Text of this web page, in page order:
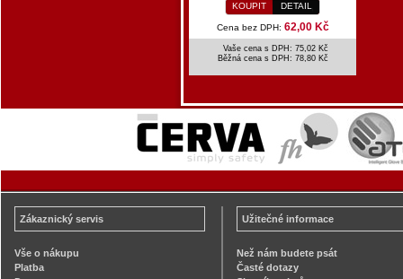
KOUPIT DETAIL
Cena bez DPH: 62,00 Kč
Vaše cena s DPH: 75,02 Kč
Běžná cena s DPH: 78,80 Kč
Zákaznický servis
Vše o nákupu
Platba
Užitečné informace
Než nám budete psát
Časté dotazy